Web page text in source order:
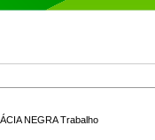
NEGRA Trabalho